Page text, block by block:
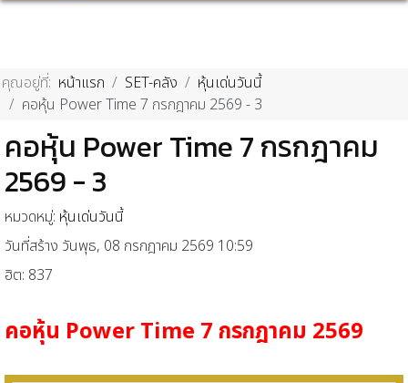
คุณอยู่ที่: หน้าแรก SET-คลัง
หุ้นเด่นวันนี้
คอหุ้น Power Time 7 กรกฎาคม 2569 - 3
คอหุ้น Power Time 7 กรกฎาคม
2569 - 3
หมวดหมู่: หุ้นเด่นวันนี้
วันที่สร้าง วันพุธ, 08 กรกฎาคม 2569 10:59
ฮิต: 837
คอหุ้น Power Time 7 กรกฎาคม 2569